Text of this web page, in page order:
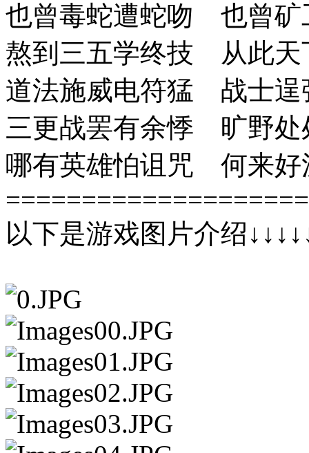
也曾毒蛇遭蛇吻 也曾
熬到三五学终技 从此
道法施威电符猛 战士
三更战罢有余悸 旷野
哪有英雄怕诅咒 何来
以下是游戏图片介绍